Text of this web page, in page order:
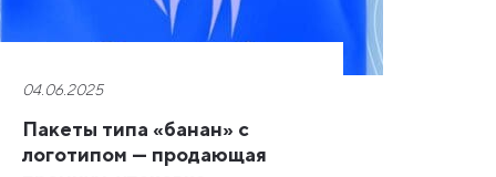
04.06.2025
Пакеты типа «банан» с
логотипом — продающая